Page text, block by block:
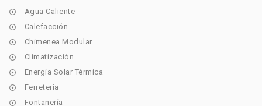
 Agua Caliente
 Calefacción
 Chimenea Modular
 Climatización
 Energía Solar Térmica
 Ferretería
 Fontanería